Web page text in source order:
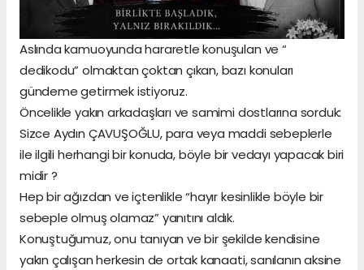
Aslında kamuoyunda hararetle konuşulan ve “
dedikodu” olmaktan çoktan çıkan, bazı konuları
gündeme getirmek istiyoruz.
Öncelikle yakın arkadaşları ve samimi dostlarına sorduk:
Sizce Aydın ÇAVUŞOĞLU, para veya maddi sebeplerle
ile ilgili herhangi bir konuda, böyle bir vedayı yapacak biri
midir ?
Hep bir ağızdan ve içtenlikle “hayır kesinlikle böyle bir
sebeple olmuş olamaz” yanıtını aldık.
Konuştuğumuz, onu tanıyan ve bir şekilde kendisine
yakın çalışan herkesin de ortak kanaati, sanılanın aksine